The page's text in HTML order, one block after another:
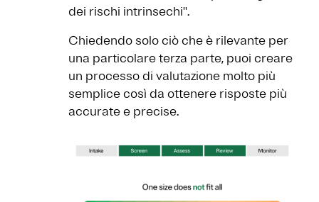
dei rischi intrinsechi''.
Chiedendo solo ciò che è rilevante per
una particolare terza parte, puoi creare
un processo di valutazione molto più
semplice così da ottenere risposte più
accurate e precise.